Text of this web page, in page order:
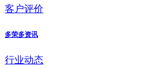
客户评价
多荣多资讯
行业动态